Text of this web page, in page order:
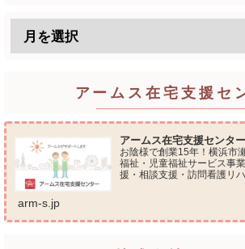
アームス在宅支援セ
アームス在宅支援センター
お陰様で創業15年！横浜市
福祉・児童福祉サービス事
援・相談支援・訪問看護リ
arm-s.jp